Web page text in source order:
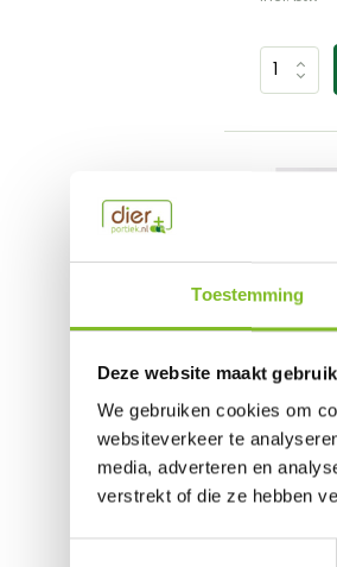
Toestemming
Deze website maakt
We gebruiken cookies om
websiteverkeer te
media, adverteren en
verstrekt of die ze hebben
Dierportiek